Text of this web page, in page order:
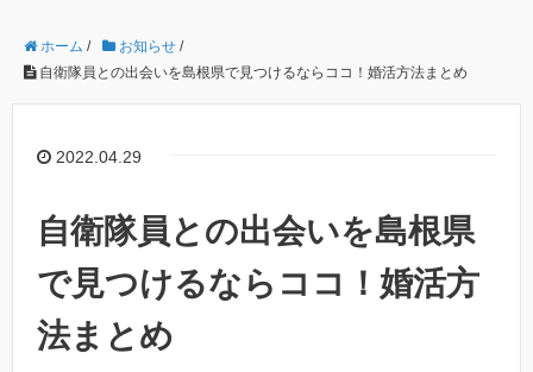
ホーム / お知らせ /
自衛隊員との出会いを島根県で見つけるならココ！婚活方法まとめ
2022.04.29
自衛隊員との出会いを島根県
で見つけるならココ！婚活方
法まとめ